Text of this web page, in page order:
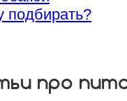
подбирать?
про